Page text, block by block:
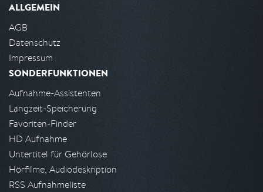
ALLGEMEIN
AGB
Datenschutz
Impressum
SONDERFUNKTIONEN
Aufnahme-Assistenten
Langzeit-Speicherung
Favoriten-Finder
HD Aufnahme
Untertitel für Gehörlose
Hörfilme, Audiodeskription
RSS Aufnahmeliste